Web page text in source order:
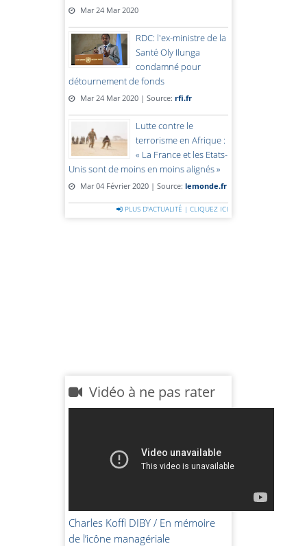
Mar 24 Mar 2020
RDC: l'ex-ministre de la
Santé Oly Ilunga
condamné pour
détournement de fonds
Mar 24 Mar 2020 | Source: rfi.fr
Lutte contre le
terrorisme en Afrique :
« La France et les Etats-
Unis sont de moins en moins alignés »
Mar 04 Février 2020 | Source: lemonde.fr
PLUS D'ACTUALITÉ | CLIQUEZ ICI
Vidéo à ne pas rater
Charles Koffi DIBY / En mémoire
de l’icône managériale